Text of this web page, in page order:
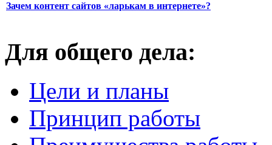
Зачем контент сайтов «ларькам в интернете»?
Для общего дела:
Цели и планы
Принцип работы